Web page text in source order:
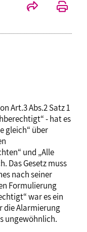
Art.3 Abs.2 Satz 1
- hat es
gleich“ über
und „Alle
Das Gesetz muss
nach seiner
Formulierung
war es ein
die Alarmierung
ungewöhnlich.